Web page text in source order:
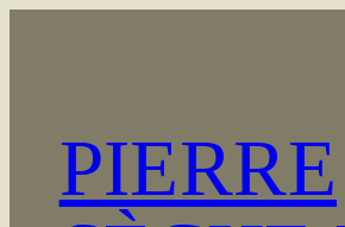
PIERRE